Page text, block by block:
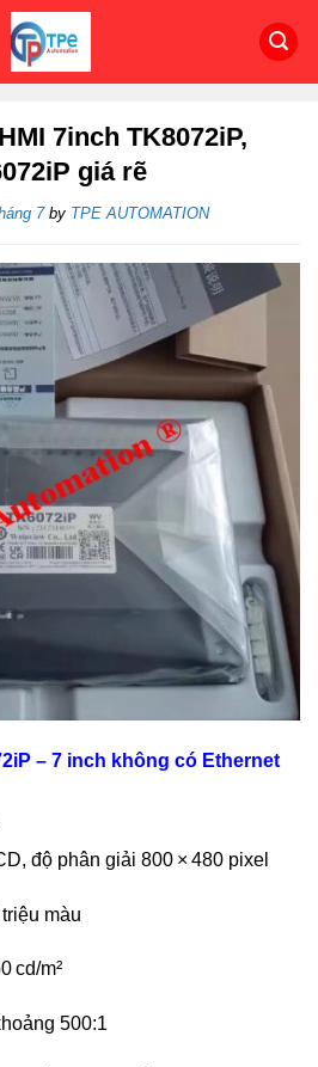
7inch TK8072iP,
giá rẽ
7by TPE AUTOMATION
– 7 inch không có Ethernet
độ phân giải 800 × 480 pixel
màu
cd/m²
500:1